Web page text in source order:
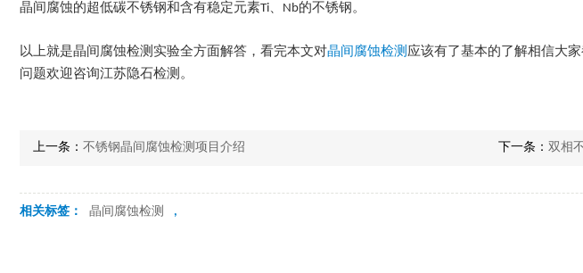
晶间腐蚀的超低碳不锈钢和含有稳定元素Ti、Nb的不锈钢。
以上就是晶间腐蚀检测实验全方面解答，看完本文对晶间腐蚀检测 应该有了基本的了解相信大
问题欢迎咨询江苏隐石检测。
上一条： 不锈钢晶间腐蚀检测项目介绍 下一条： 双相
相关标签： 晶间腐蚀检测 ,